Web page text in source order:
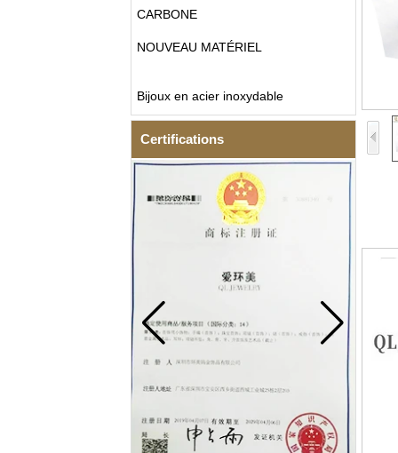
CARBONE
NOUVEAU MATÉRIEL
Bijoux en acier inoxydable
Certifications